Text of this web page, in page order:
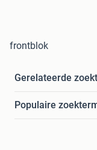
frontblok
Gerelateerde
Populaire